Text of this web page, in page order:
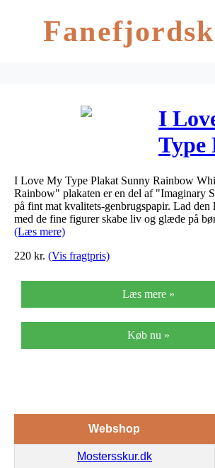
I
Type
I Love My Type Plakat Sunny Rainbow
Rainbow" plakaten er en del af "Imaginary
på fint mat kvalitets-genbrugspapir. Lad den
med de fine figurer skabe liv og glæde på
(Læs mere)
220 kr. (Vis fragtpris)
Læs mere »
Køb nu »
Webshop
Mostersskur.dk